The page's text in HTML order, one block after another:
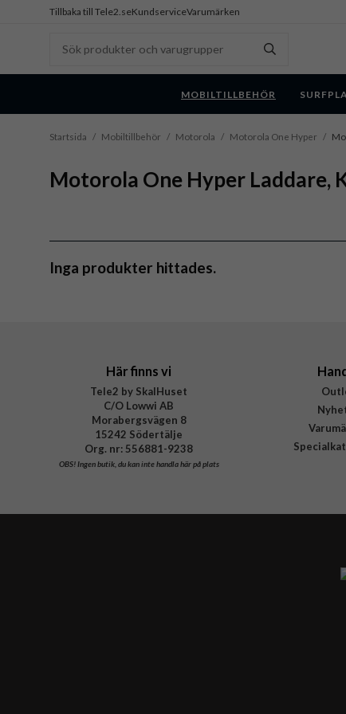
Tillbaka till Tele2.seKundserviceVarumärken
MOBILTILLBEHÖR
Startsida / Mobiltillbehör / Motorola / Motorola One Hyper /
Motorola One Hyper Laddare,
Inga produkter hittades.
Här finns vi
Tele2 by SkalHuset
C/O Lowwi AB
Morabergsvägen 8
15242 Södertälje
Org. nr: 556881-9238
OBS!Ingen butik, du kan inte handla här på plats